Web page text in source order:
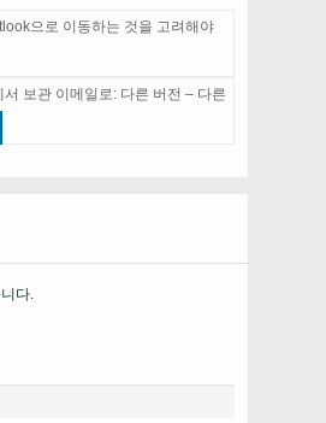
으로 이동하는 것을 고려해야
보관 이메일로: 다른 버전 – 다른
다.